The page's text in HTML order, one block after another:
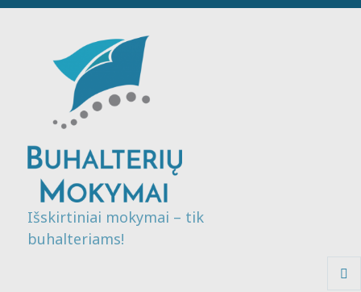
Išskirtiniai mokymai – tik
buhalteriams!